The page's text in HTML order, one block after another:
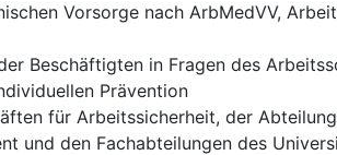
Vorsorge nach ArbMedVV,
Beschäftigten in Fragen des
Prävention
für Arbeitssicherheit, der
und den Fachabteilungen des